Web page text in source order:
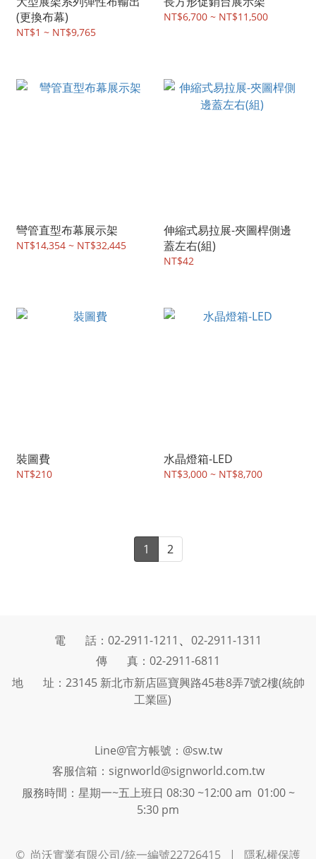
(更換布幕)
NT$1 ~ NT$9,765
NT$6,700 ~ NT$11,500
彎管直型布幕展示架
NT$14,354 ~ NT$32,445
伸縮式易拉展-夾圖桿側邊
蓋左右(組)
NT$42
裝圖費
NT$210
水晶燈箱-LED
NT$3,000 ~ NT$8,700
1 2
電 話：02-2911-1211 、 02-2911-1311
傳 真：02-2911-6811
地 址：23145 新北市新店區寶興路45巷8弄7號2樓(統帥
工業區)
Line@官方帳號：@sw.tw
客服信箱：signworld@signworld.com.tw
服務時間：星期一~五上班日 08:30 ~12:00 am 01:00 ~
5:30 pm
© 尚沃實業有限公司/統一編號22726415 | 隱私權保護